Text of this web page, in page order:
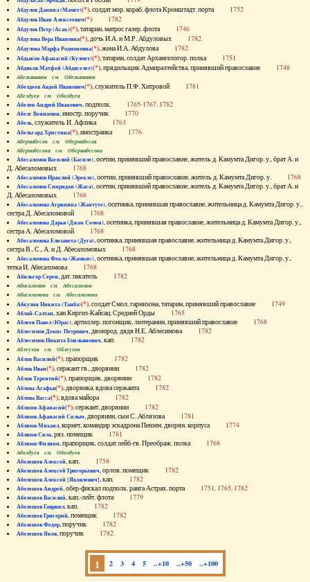
Абдулов Даниил (Мамет)(*), солдат мор. кораб. флота Кронштадт. порта 1752
Абдулов Иван Алексеевич(*) 1782
Абдулов Петр (Асак)(*), татарин, матрос галер. флота 1746
Абдулова Вера Ивановна(*), дочь И.А. и М.Р. Абдуловых 1782
Абдулова Марфа Родионовна(*), жена И.А. Абдулова 1782
Абдыков Афанасий (Кулмет)(*), татарин, солдат Архангелогор. полка 1751
Абдяков Матфей (Абдяселет)(*), прядильщик Адмиралтейства, принявший православие 1748
Абезьянинов см. Обезьянинов
Абелдеев Авдей Иванович(*), служитель П.Ф. Хитровой 1781
Абелдуев см. Оболдуев
Абелов Андрей Иванович, подполк. 1765-1767, 1782
Абелс Вениамин, иностр. поручик 1770
Абель, служитель И. Афлика 1763
Абельгард Христина(*), иностранка 1776
Абернибесов см. Обернибесов
Абернибесова см. Обернибесова
Абесаломов Василий (Басиле), осетин, принявший православие, житель д. Камумта Дигор. у., брат А. и
Д. Абесаломовых 1768
Абесаломов Ираклий (Эрекле), осетин, принявший православие, житель д. Камумта Дигор. у. 1768
Абесаломов Спиридон (Жага), осетин, принявший православие, житель д. Камумта Дигор. у., брат А. и
Д. Абесаломовых 1768
Абесаломова Агрипина (Жантуте), осетинка, принявшая православие, жительница д. Камумта Дигор. у.,
сестра Д. Абесаломовой 1768
Абесаломова Дарья (Джан Семен), осетинка, принявшая православие, жительница д. Камумта Дигор. у.,
сестра А. Абесаломовой 1768
Абесаломова Елизавета (Дуга), осетинка, принявшая православие, жительница д. Камумта Дигор. у.,
сестра В., С., А. и Д. Абесаломовых 1768
Абесаломова Фекла (Жамкис), осетинка, принявшая православие, жительница д. Камумта Дигор. у.,
тетка И. Абесаломова 1768
Абильгор Серен, дат. писатель 1782
Абисаломов см. Абесаломов
Абисаломова см. Абесаломова
Абкузин Никита (Танба)(*), солдат Смол. гарнизона, татарин, принявший православие 1749
Аблай-Салтан, хан Киргиз-Кайсац. Средней Орды 1765
Аблеев Павел (Юрас), артиллер. погонщик, лютеранин, принявший православие 1768
Аблесимов Денис Петрович, двоюрод. дядя Н.Е. Аблесимова 1782
Аблесимов Никита Емельянович, кап. 1782
Аблеухов см. Облеухов
Аблов Василий(*), прапорщик 1782
Аблов Иван(*), сержант гв., дворянин 1782
Аблов Терентий(*), прапорщик, дворянин 1782
Аблова Агафья(*), дворянка, вдова сержанта 1782
Аблова Васса(*), вдова майора 1782
Аблязов Афанасий(*), сержант, дворянин 1782
Аблязов Афанасий Силыч, дворянин, сын С. Аблязова 1781
Аблязов Михаил, корнет, командир эскадрона Пензен. дворян. корпуса 1774
Аблязов Сила, ряз. помещик 1781
Аблязов Филипп, прапорщик, солдат лейб-гв. Преображ. полка 1768
Аболдуев см. Оболдуев
Аболешев Алексей, кап. 1758
Аболешев Алексей Григорьевич, орлов. помещик 1782
Аболешев Алексей [Яковлевич], кап. 1782
Аболешев Андрей, обер-фискал подполк. ранга Астрах. порта 1751, 1765, 1782
Аболешев Василий, кап.-лейт. флота 1779
Аболешев Гавриил, кап. 1782
Аболешев Григорий, помещик 1782
Аболешев Федор, поручик 1782
Аболешев Яков, поручик 1782
1 2 3 4 5 ..+10 ..+50 ..+100